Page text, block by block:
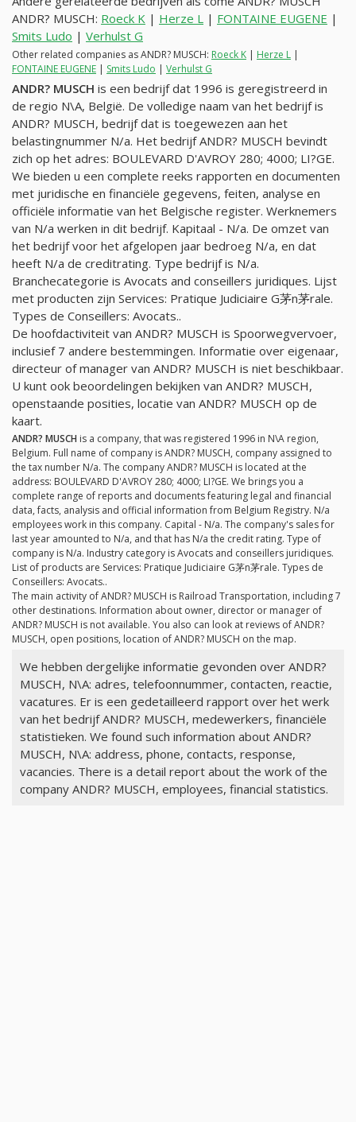
ANDR? MUSCH: Roeck K | Herze L | FONTAINE EUGENE |
Smits Ludo | Verhulst G
Other related companies as ANDR? MUSCH: Roeck K | Herze L |
FONTAINE EUGENE | Smits Ludo | Verhulst G
ANDR? MUSCH is een bedrijf dat 1996 is geregistreerd in
de regio N\A, België. De volledige naam van het bedrijf is
ANDR? MUSCH, bedrijf dat is toegewezen aan het
belastingnummer N/a. Het bedrijf ANDR? MUSCH bevindt
zich op het adres: BOULEVARD D'AVROY 280; 4000; LI?GE.
We bieden u een complete reeks rapporten en documenten
met juridische en financiële gegevens, feiten, analyse en
officiële informatie van het Belgische register. Werknemers
van N/a werken in dit bedrijf. Kapitaal - N/a. De omzet van
het bedrijf voor het afgelopen jaar bedroeg N/a, en dat
heeft N/a de creditrating. Type bedrijf is N/a.
Branchecategorie is Avocats and conseillers juridiques. Lijst
met producten zijn Services: Pratique Judiciaire G茅n茅rale.
Types de Conseillers: Avocats..
De hoofdactiviteit van ANDR? MUSCH is Spoorwegvervoer,
inclusief 7 andere bestemmingen. Informatie over eigenaar,
directeur of manager van ANDR? MUSCH is niet beschikbaar.
U kunt ook beoordelingen bekijken van ANDR? MUSCH,
openstaande posities, locatie van ANDR? MUSCH op de
kaart.
ANDR? MUSCH is a company, that was registered 1996 in N\A region,
Belgium. Full name of company is ANDR? MUSCH, company assigned to
the tax number N/a. The company ANDR? MUSCH is located at the
address: BOULEVARD D'AVROY 280; 4000; LI?GE. We brings you a
complete range of reports and documents featuring legal and financial
data, facts, analysis and official information from Belgium Registry. N/a
employees work in this company. Capital - N/a. The company's sales for
last year amounted to N/a, and that has N/a the credit rating. Type of
company is N/a. Industry category is Avocats and conseillers juridiques.
List of products are Services: Pratique Judiciaire G茅n茅rale. Types de
Conseillers: Avocats..
The main activity of ANDR? MUSCH is Railroad Transportation, including 7
other destinations. Information about owner, director or manager of
ANDR? MUSCH is not available. You also can look at reviews of ANDR?
MUSCH, open positions, location of ANDR? MUSCH on the map.
We hebben dergelijke informatie gevonden over ANDR?
MUSCH, N\A: adres, telefoonnummer, contacten, reactie,
vacatures. Er is een gedetailleerd rapport over het werk
van het bedrijf ANDR? MUSCH, medewerkers, financiële
statistieken. We found such information about ANDR?
MUSCH, N\A: address, phone, contacts, response,
vacancies. There is a detail report about the work of the
company ANDR? MUSCH, employees, financial statistics.